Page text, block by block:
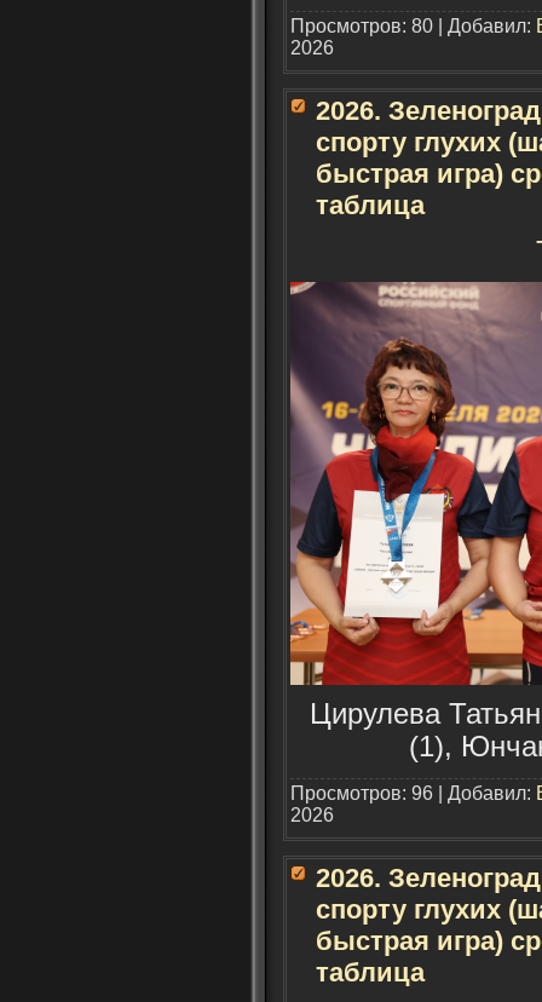
Просмотров: 80 | Добавил:
2026
2026.
спорту глухих
быстрая игра)
таблица
Цирулева
(1),
Просмотров: 96 | Добавил:
2026
2026.
спорту глухих
быстрая игра)
таблица